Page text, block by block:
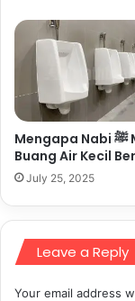
Mengapa Nabi ﷺ Melarang
Buang Air Kecil
July 25, 2025
Leave a Reply
Your email address